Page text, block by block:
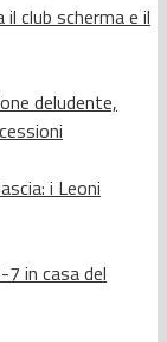
club scherma e il
deludente,
i Leoni
in casa del